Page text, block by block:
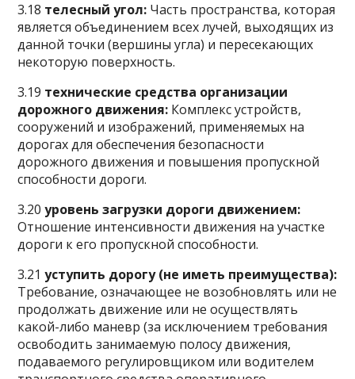
3.18 телесный угол: Часть пространства, которая
является объединением всех лучей, выходящих из
данной точки (вершины угла) и пересекающих
некоторую поверхность.
3.19 технические средства организации
дорожного движения: Комплекс устройств,
сооружений и изображений, применяемых на
дорогах для обеспечения безопасности
дорожного движения и повышения пропускной
способности дороги.
3.20уровень загрузки дороги движением:
Отношение интенсивности движения на участке
дороги к его пропускной способности.
3.21уступить дорогу (не иметь преимущества):
Требование, означающее не возобновлять или не
продолжать движение или не осуществлять
какой-либо маневр (за исключением требования
освободить занимаемую полосу движения,
подаваемого регулировщиком или водителем